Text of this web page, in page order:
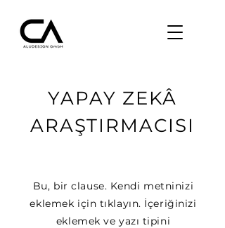
YAPAY ZEKÂ
ARAŞTIRMACISI
Bu, bir clause. Kendi metninizi
eklemek için tıklayın. İçeriğinizi
eklemek ve yazı tipini